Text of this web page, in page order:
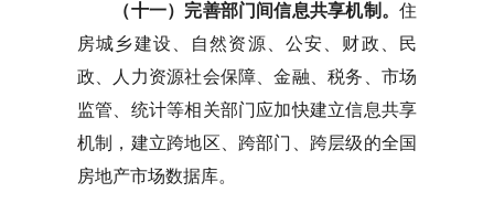
（十一）完善部门间信息共享机制。住
房城乡建设、自然资源、公安、财政、民
政、人力资源社会保障、金融、税务、市场
监管、统计等相关部门应加快建立信息共享
机制，建立跨地区、跨部门、跨层级的全国
房地产市场数据库。